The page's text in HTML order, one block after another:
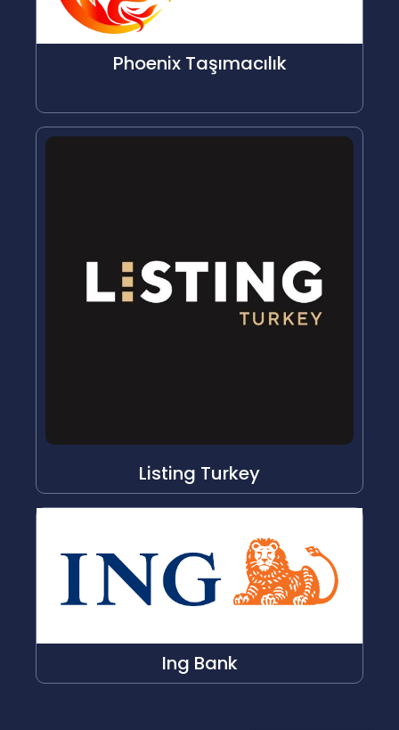
Phoenix Taşımacılık
Listing Turkey
Ing Bank